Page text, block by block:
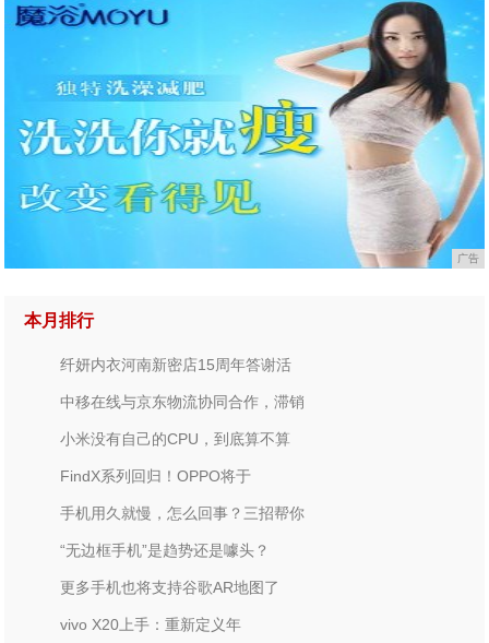
广告
本月排行
纤妍内衣河南新密店15周年答谢活
中移在线与京东物流协同合作，滞销
小米没有自己的CPU，到底算不算
FindX系列回归！OPPO将于
手机用久就慢，怎么回事？三招帮你
“无边框手机”是趋势还是噱头？
更多手机也将支持谷歌AR地图了
vivo X20上手：重新定义年